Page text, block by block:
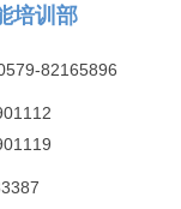
培训部
82165896